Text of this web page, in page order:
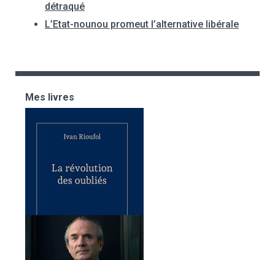
détraqué
L’Etat-nounou promeut l’alternative libérale
Mes livres